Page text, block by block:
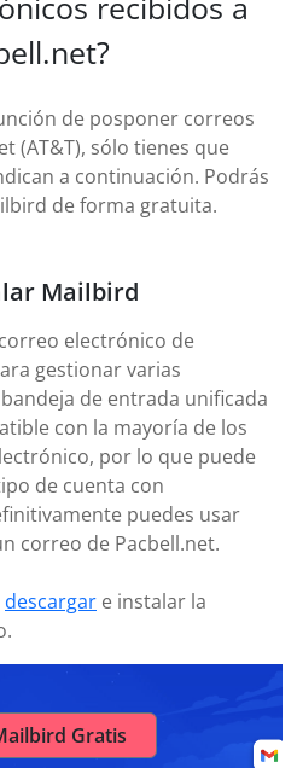
de posponer correos
(AT&T), sólo tienes que
a continuación. Podrás
de forma gratuita.
Mailbird
electrónico de
gestionar varias
de entrada unificada
con la mayoría de los
por lo que puede
de cuenta con
puedes usar
correo de Pacbell.net.
descargar e instalar la
Gratis